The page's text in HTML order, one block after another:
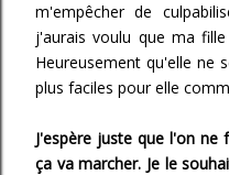
m'empêcher de
j'aurais voulu que ma
Heureusement qu'elle ne
plus faciles pour elle
J'espère juste que l'on
ça va marcher. Je le